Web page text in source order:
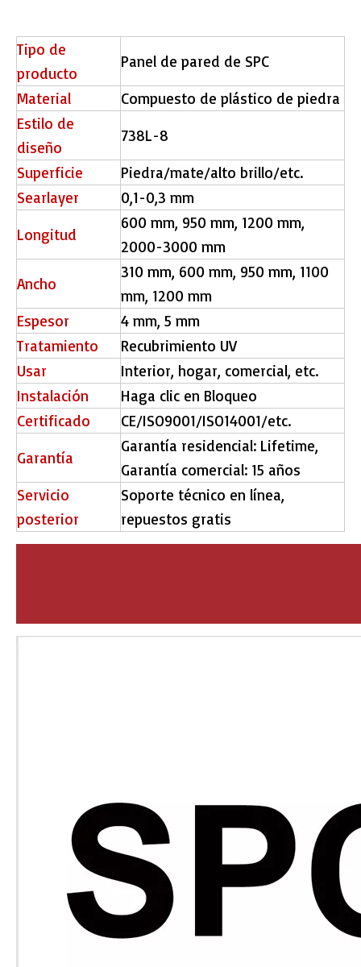
Tipo de
producto
Panel de pared de SPC
Material
Compuesto de plástico de piedra
Estilo de
diseño
738L-8
Superficie
Piedra/mate/alto brillo/etc.
Searlayer
0,1-0,3 mm
Longitud
600 mm, 950 mm, 1200 mm,
2000-3000 mm
Ancho
310 mm, 600 mm, 950 mm, 1100
mm, 1200 mm
Espesor
4 mm, 5 mm
Tratamiento
Recubrimiento UV
Usar
Interior, hogar, comercial, etc.
Instalación
Haga clic en Bloqueo
Certificado
CE/ISO9001/ISO14001/etc.
Garantía
Garantía residencial: Lifetime,
Garantía comercial: 15 años
Servicio
posterior
Soporte técnico en línea,
repuestos gratis